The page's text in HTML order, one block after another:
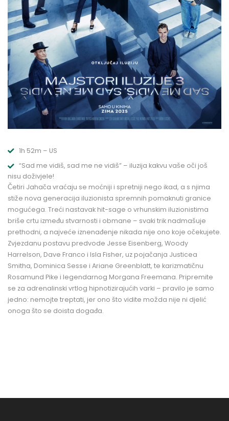
1h 52m – US
“Sad me vidiš, sad me ne vidiš” – iluzija kakvu vaše oči još
nisu doživjele!
Četiri Jahača vraćaju se moćniji i spretniji nego ikad, a s njima
stiže nova generacija iluzionista spremnih pomaknuti granice
mogućega. Treći nastavak hit-sage o vrhunskim iluzionistima
briše crtu između stvarnosti i obmane – svaki trik nadmašuje
prethodni, a najveće iznenađenje nikada nije ono koje očekujete.
Zvjezdanu postavu predvode Jesse Eisenberg, Woody
Harrelson, Dave Franco i Isla Fisher, uz pojačanja Justicea
Smitha, Dominica Sesse i Ariane Greenblatt, te karizmatičnu
Rosamund Pike i legendarnog Morgana Freemana. Pripremite
se za adrenalinski vrtlog hipnotizirajućih varki – pravilo je samo
jedno: nemojte treptati, jer ono što vidite možda nije ni djelić
onoga što se doista događa.